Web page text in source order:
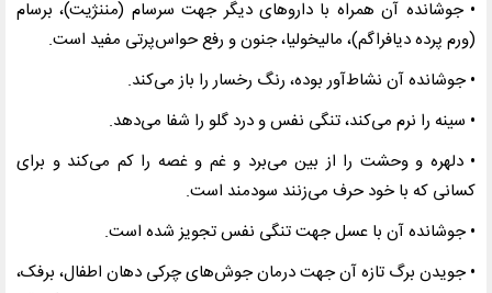
• جوشانده آن همراه با داروهای دیگر جهت سرسام (مننژیت)، برسام
(ورم پرده دیافراگم)، مالیخولیا، جنون و رفع حواس‌پرتی مفید است.
• جوشانده آن نشاط‌آور بوده، رنگ رخسار را باز می‌کند.
• سینه را نرم می‌کند، تنگی نفس و درد گلو را شفا می‌دهد.
• دلهره و وحشت را از بین می‌برد و غم و غصه را کم می‌کند و برای
کسانی که با خود حرف می‌زنند سودمند است.
• جوشانده آن با عسل جهت تنگی نفس تجویز شده است.
• جویدن برگ تازه آن جهت درمان جوش‌های چرکی دهان اطفال، برفک،